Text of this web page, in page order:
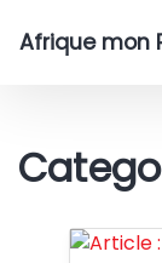
Afrique mon